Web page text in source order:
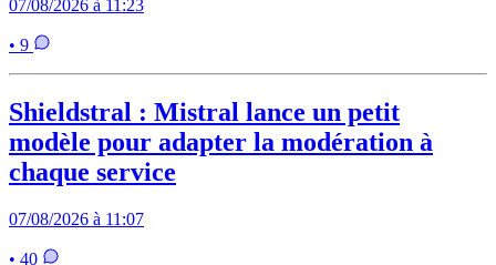
07/08/2026 à 11:23
• 9
Shieldstral : Mistral lance un petit
modèle pour adapter la modération à
chaque service
07/08/2026 à 11:07
• 40